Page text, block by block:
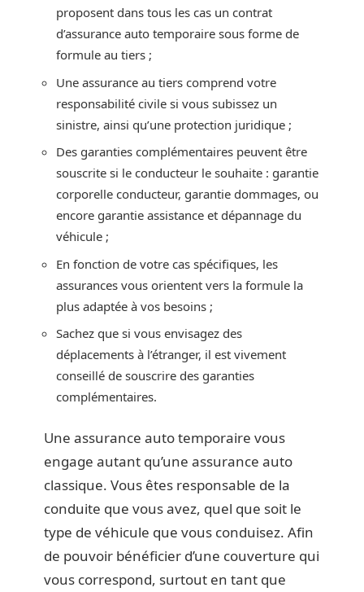
proposent dans tous les cas un contrat
d’assurance auto temporaire sous forme de
formule au tiers ;
Une assurance au tiers comprend votre
responsabilité civile si vous subissez un
sinistre, ainsi qu’une protection juridique ;
Des garanties complémentaires peuvent être
souscrite si le conducteur le souhaite : garantie
corporelle conducteur, garantie dommages, ou
encore garantie assistance et dépannage du
véhicule ;
En fonction de votre cas spécifiques, les
assurances vous orientent vers la formule la
plus adaptée à vos besoins ;
Sachez que si vous envisagez des
déplacements à l’étranger, il est vivement
conseillé de souscrire des garanties
complémentaires.
Une assurance auto temporaire vous
engage autant qu’une assurance auto
classique. Vous êtes responsable de la
conduite que vous avez, quel que soit le
type de véhicule que vous conduisez. Afin
de pouvoir bénéficier d’une couverture qui
vous correspond, surtout en tant que